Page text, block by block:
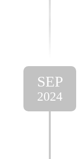
SEP
2024